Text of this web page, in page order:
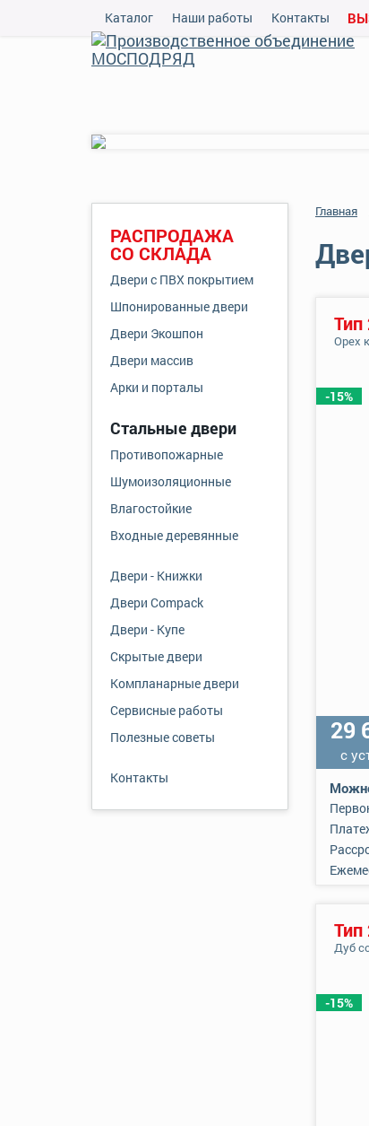
Каталог Наши работы Контакты
РАСПРОДАЖА
СО СКЛАДА
Двери с ПВХ покрытием
Шпонированные двери
Двери Экошпон
Двери массив
Арки и порталы
Стальные двери
Противопожарные
Шумоизоляционные
Влагостойкие
Входные деревянные
Двери - Книжки
Двери Compack
Двери - Купе
Скрытые двери
Компланарные двери
Сервисные работы
Полезные советы
Контакты
Главная
-15%
Орех
29
с
-15%
Дуб